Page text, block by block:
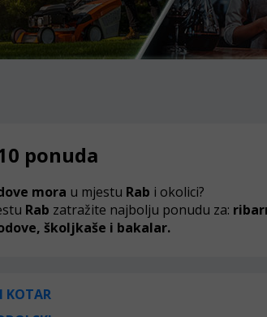
ponuda
mora u mjestu Rab i okolici?
Rab zatražite najbolju ponudu za:
školjkaše i bakalar.
KOTAR